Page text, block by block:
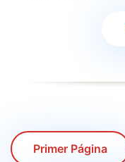
Primer Página